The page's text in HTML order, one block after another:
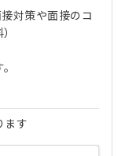
対策や面接のコ
ます